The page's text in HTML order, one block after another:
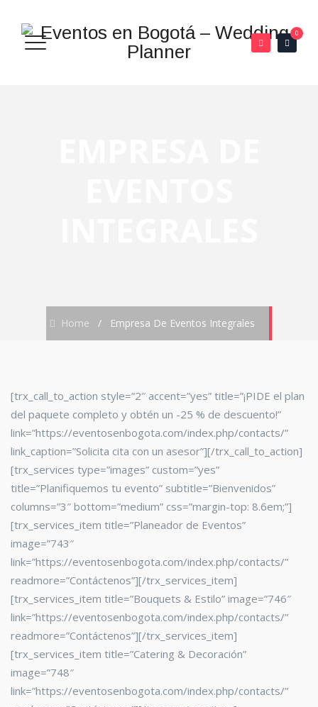
0
Home / Empresa De Eventos Integrales
[trx_call_to_action style=”2″ accent=”yes” title=”¡PIDE el plan
del paquete completo y obtén un -25 % de descuento!”
link=”https://eventosenbogota.com/index.php/contacts/”
link_caption=”Solicita cita con un asesor”][/trx_call_to_action]
[trx_services type=”images” custom=”yes”
title=”Planifiquemos tu evento” subtitle=”Bienvenidos”
columns=”3″ bottom=”medium” css=”margin-top: 8.6em;”]
[trx_services_item title=”Planeador de Eventos”
image=”743″
link=”https://eventosenbogota.com/index.php/contacts/”
readmore=”Contáctenos”][/trx_services_item]
[trx_services_item title=”Bouquets & Estilo” image=”746″
link=”https://eventosenbogota.com/index.php/contacts/”
readmore=”Contáctenos”][/trx_services_item]
[trx_services_item title=”Catering & Decoración”
image=”748″
link=”https://eventosenbogota.com/index.php/contacts/”